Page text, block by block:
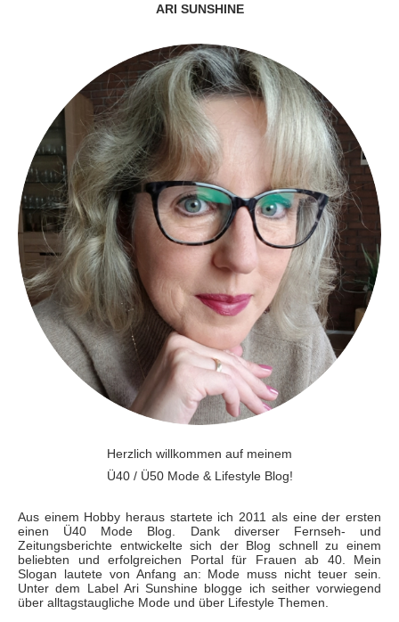
ARI SUNSHINE
Herzlich willkommen auf meinem
Ü40 / Ü50 Mode & Lifestyle Blog!
Aus einem Hobby heraus startete ich 2011 als eine der ersten
einen Ü40 Mode Blog. Dank diverser Fernseh- und
Zeitungsberichte entwickelte sich der Blog schnell zu einem
beliebten und erfolgreichen Portal für Frauen ab 40. Mein
Slogan lautete von Anfang an: Mode muss nicht teuer sein.
Unter dem Label Ari Sunshine blogge ich seither vorwiegend
über alltagstaugliche Mode und über Lifestyle Themen.